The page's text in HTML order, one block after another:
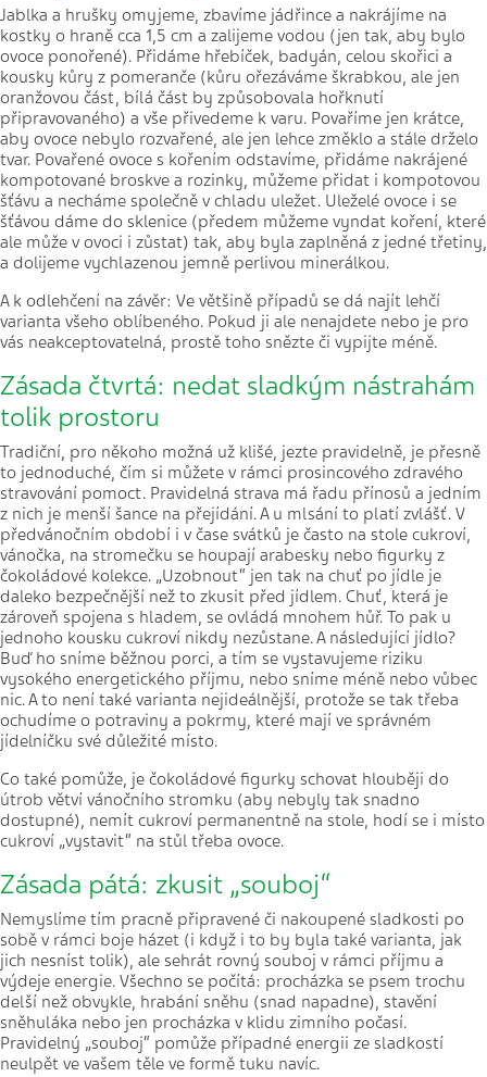
Jablka a hrušky omyjeme, zbavíme jádřince a nakrájíme na
kostky o hraně cca 1,5 cm a zalijeme vodou (jen tak, aby bylo
ovoce ponořené). Přidáme hřebíček, badyán, celou skořici a
kousky kůry z pomeranče (kůru ořezáváme škrabkou, ale jen
oranžovou část, bílá část by způsobovala hořknutí
připravovaného) a vše přivedeme k varu. Povaříme jen krátce,
aby ovoce nebylo rozvařené, ale jen lehce změklo a stále drželo
tvar. Povařené ovoce s kořením odstavíme, přidáme nakrájené
kompotované broskve a rozinky, můžeme přidat i kompotovou
šťávu a necháme společně v chladu uležet. Uleželé ovoce i se
šťávou dáme do sklenice (předem můžeme vyndat koření, které
ale může v ovoci i zůstat) tak, aby byla zaplněná z jedné třetiny,
a dolijeme vychlazenou jemně perlivou minerálkou.
A k odlehčení na závěr: Ve většině případů se dá najít lehčí
varianta všeho oblíbeného. Pokud ji ale nenajdete nebo je pro
vás neakceptovatelná, prostě toho snězte či vypijte méně.
Zásada čtvrtá: nedat sladkým nástrahám
tolik prostoru
Tradiční, pro někoho možná už klišé, jezte pravidelně, je přesně
to jednoduché, čím si můžete v rámci prosincového zdravého
stravování pomoct. Pravidelná strava má řadu přínosů a jedním
z nich je menší šance na přejídání. A u mlsání to platí zvlášť. V
předvánočním období i v čase svátků je často na stole cukroví,
vánočka, na stromečku se houpají arabesky nebo figurky z
čokoládové kolekce. „Uzobnout“ jen tak na chuť po jídle je
daleko bezpečnější než to zkusit před jídlem. Chuť, která je
zároveň spojena s hladem, se ovládá mnohem hůř. To pak u
jednoho kousku cukroví nikdy nezůstane. A následující jídlo?
Buď ho sníme běžnou porci, a tím se vystavujeme riziku
vysokého energetického příjmu, nebo sníme méně nebo vůbec
nic. A to není také varianta nejideálnější, protože se tak třeba
ochudíme o potraviny a pokrmy, které mají ve správném
jídelníčku své důležité místo.
Co také pomůže, je čokoládové figurky schovat hlouběji do
útrob větví vánočního stromku (aby nebyly tak snadno
dostupné), nemít cukroví permanentně na stole, hodí se i místo
cukroví „vystavit“ na stůl třeba ovoce.
Zásada pátá: zkusit „souboj“
Nemyslíme tím pracně připravené či nakoupené sladkosti po
sobě v rámci boje házet (i když i to by byla také varianta, jak
jich nesníst tolik), ale sehrát rovný souboj v rámci příjmu a
výdeje energie. Všechno se počítá: procházka se psem trochu
delší než obvykle, hrabání sněhu (snad napadne), stavění
sněhuláka nebo jen procházka v klidu zimního počasí.
Pravidelný „souboj“ pomůže případné energii ze sladkostí
neulpět ve vašem těle ve formě tuku navíc.